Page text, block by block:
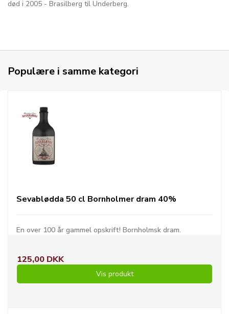
død i 2005 - Brasilberg til Underberg.
Populære i samme kategori
Sevablødda 50 cl Bornholmer dram 40%
En over 100 år gammel opskrift! Bornholmsk dram.
125,00 DKK
Vis produkt